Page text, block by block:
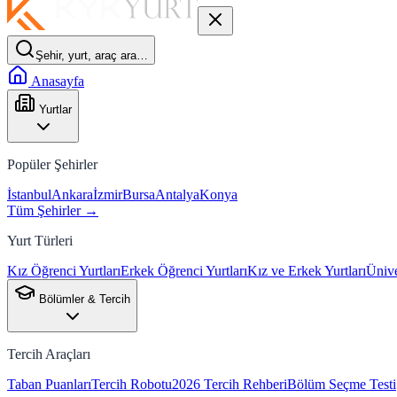
Şehir, yurt, araç ara…
Anasayfa
Yurtlar
Popüler Şehirler
İstanbulAnkaraİzmirBursaAntalyaKonya
Tüm Şehirler →
Yurt Türleri
Kız Öğrenci YurtlarıErkek Öğrenci YurtlarıKız ve Erkek Yurtları
Bölümler & Tercih
Tercih Araçları
Taban PuanlarıTercih Robotu2026 Tercih RehberiBölüm Seçme Testi